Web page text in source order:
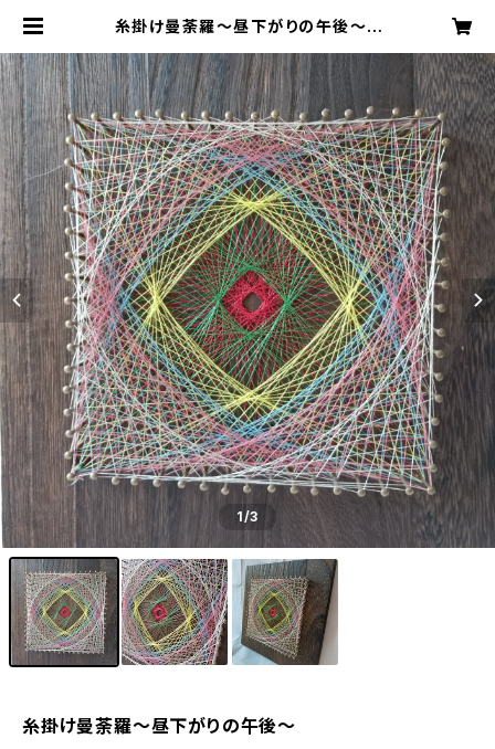
糸掛け曼荼羅〜昼下がりの午後〜 |
1/3
糸掛け曼荼羅〜昼下がりの午後〜